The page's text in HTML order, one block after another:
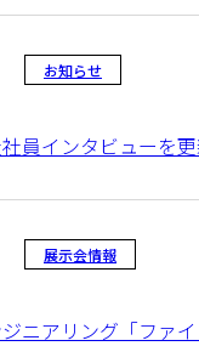
お知らせ
員インタビューを更
展示会情報
ニアリング「ファ